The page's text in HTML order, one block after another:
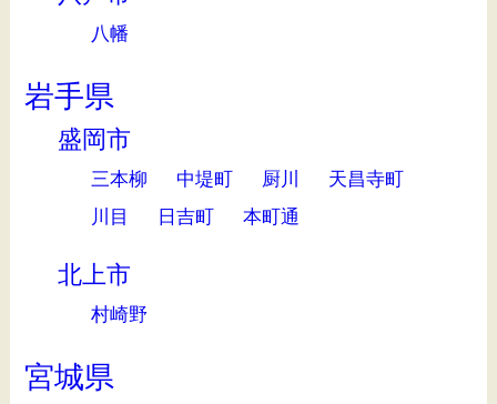
八幡
岩手県
盛岡市
三本柳 中堤町 厨川
天昌寺町
川目
日吉町 本町通
北上市
村崎野
宮城県